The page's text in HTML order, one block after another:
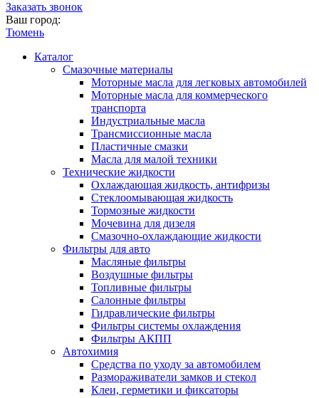
Заказать звонок
Ваш город:
Тюмень
Каталог
Смазочные материалы
Моторные масла для легковых автомобилей
Моторные масла для коммерческого
транспорта
Индустриальные масла
Трансмиссионные масла
Пластичные смазки
Масла для малой техники
Технические жидкости
Охлаждающая жидкость, антифризы
Стеклоомывающая жидкость
Тормозные жидкости
Мочевина для дизеля
Смазочно-охлаждающие жидкости
Фильтры для авто
Масляные фильтры
Воздушные фильтры
Топливные фильтры
Салонные фильтры
Гидравлические фильтры
Фильтры системы охлаждения
Фильтры АКПП
Автохимия
Средства по уходу за автомобилем
Размораживатели замков и стекол
Клеи, герметики и фиксаторы